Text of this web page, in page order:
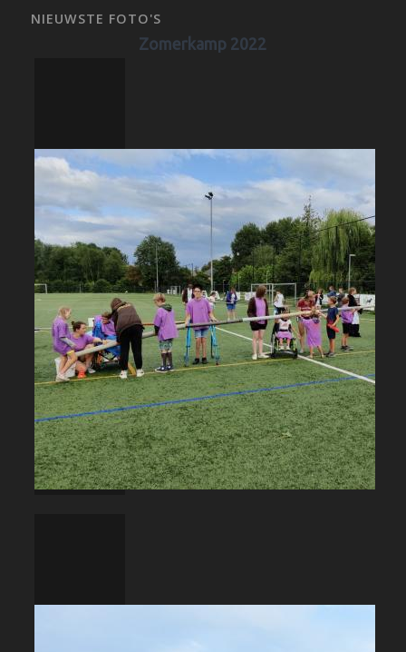
NIEUWSTE FOTO'S
Zomerkamp 2022